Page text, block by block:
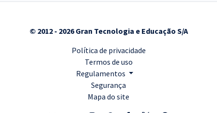
© 2012 - 2026 Gran Tecnologia e Educação S/A
Política de privacidade
Termos de uso
Regulamentos
Segurança
Mapa do site